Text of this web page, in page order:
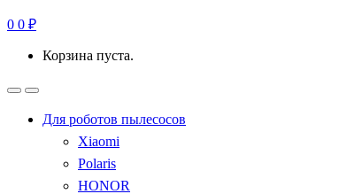
0 0 ₽
Корзина пуста.
Для роботов пылесосов
Xiaomi
Polaris
HONOR